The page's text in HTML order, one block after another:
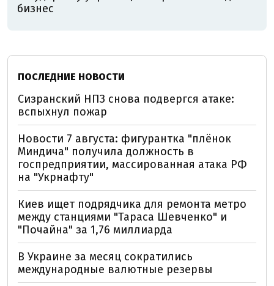
бизнес
ПОСЛЕДНИЕ НОВОСТИ
Сизранский НПЗ снова подвергся атаке:
вспыхнул пожар
Новости 7 августа: фигурантка "плёнок
Миндича" получила должность в
госпредприятии, массированная атака РФ
на "Укрнафту"
Киев ищет подрядчика для ремонта метро
между станциями "Тараса Шевченко" и
"Почайна" за 1,76 миллиарда
В Украине за месяц сократились
международные валютные резервы